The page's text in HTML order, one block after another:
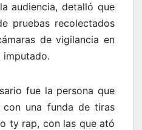
audiencia, detalló que
pruebas recolectados
de vigilancia en
imputado.
fue la persona que
una funda de tiras
ty rap, con las que ató